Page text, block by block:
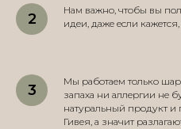
Нам важно, чтобы вы
идеи, даже если
Мы работаем только
запаха ни аллергии не
натуральный продукт и
Гивея, а значит